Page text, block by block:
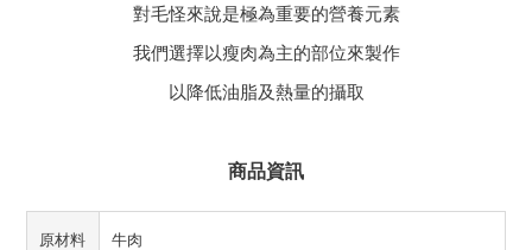
對毛怪來說是極為重要的營養元素
我們選擇以瘦肉為主的部位來製作
以降低油脂及熱量的攝取
商品資訊
原材料 牛肉